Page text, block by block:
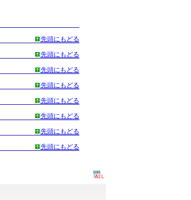
先頭にもどる
先頭にもどる
先頭にもどる
先頭にもどる
先頭にもどる
先頭にもどる
先頭にもどる
先頭にもどる